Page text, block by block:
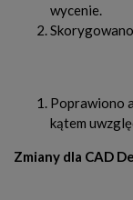
wycenie.
Poprawiono
kątem
Zmiany dla CAD